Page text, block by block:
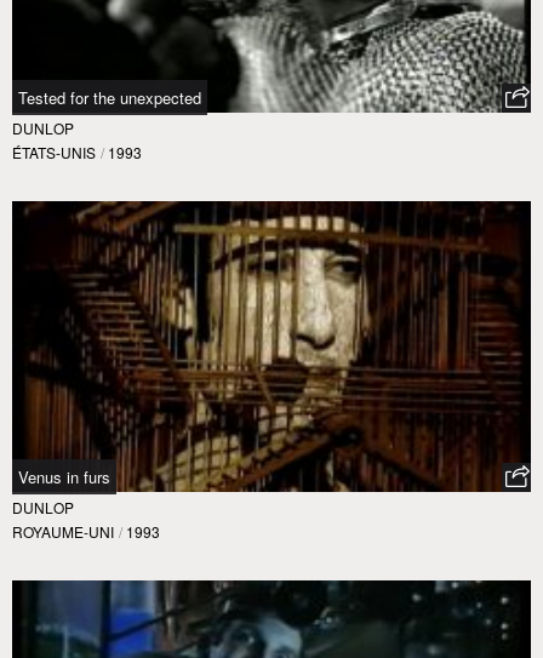
Tested for the unexpected
DUNLOP
ÉTATS-UNIS / 1993
Venus in furs
DUNLOP
ROYAUME-UNI / 1993